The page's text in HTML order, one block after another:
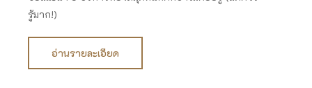
รู้มาก!)
อ่านรายละเอียด